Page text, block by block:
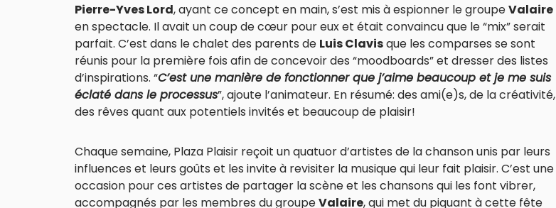
Pierre-Yves Lord, ayant ce concept en main, s’est mis à espionner le groupeValaire
en spectacle. Il avait un coup de cœur pour eux et était convaincu que le “mix” serait
parfait. C’est dans le chalet des parents de Luis Clavisque les comparses se sont
réunis pour la première fois afin de concevoir des “moodboards” et dresser des listes
d’inspirations. “C’est une manière de fonctionner que j’aime beaucoup et je me suis
éclaté dans le processus”, ajoute l’animateur. En résumé: des ami(e)s, de la créativité,
des rêves quant aux potentiels invités et beaucoup de plaisir!
Chaque semaine, Plaza Plaisir reçoit un quatuor d’artistes de la chanson unis par leurs
influences et leurs goûts et les invite à revisiter la musique qui leur fait plaisir. C’est une
occasion pour ces artistes de partager la scène et les chansons qui les font vibrer,
accompagnés par les membres du groupeValaire, qui met du piquant à cette fête